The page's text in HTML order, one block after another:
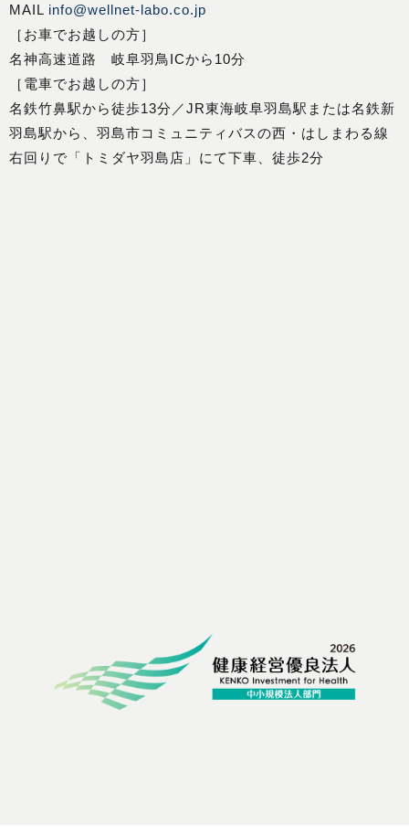
MAIL info@wellnet-labo.co.jp
［お車でお越しの方］
名神高速道路 岐阜羽鳥ICから10分
［電車でお越しの方］
名鉄竹鼻駅から徒歩13分／JR東海岐阜羽島駅または名鉄新
羽島駅から、羽島市コミュニティバスの西・はしまわる線
右回りで「トミダヤ羽島店」にて下車、徒歩2分